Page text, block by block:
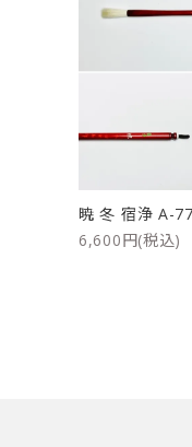
用途で選ぶ
私たちについて
特定商取引法について
暁 冬 宿浄 A-77
6,600円(税込)